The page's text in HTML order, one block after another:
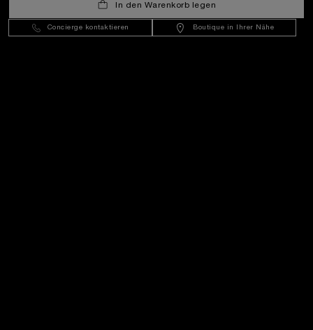
In den Warenkorb legen
Concierge kontaktieren Boutique in Ihrer Nähe